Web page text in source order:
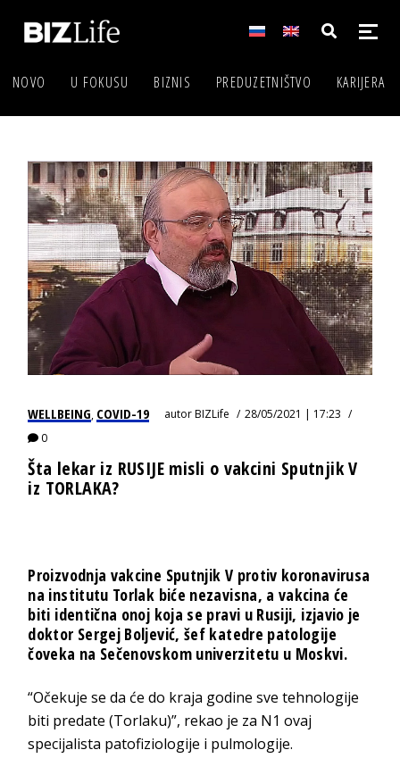
NOVO U FOKUSU BIZNIS PREDUZETNIŠTVO KARIJERA
WELLBEING, COVID-19 autorBIZLife
28/05/2021 | 17:23
0
Šta lekar iz RUSIJE misli o vakcini Sputnjik V
iz TORLAKA?
Proizvodnja vakcine Sputnjik V protiv koronavirusa
na institutu Torlak biće nezavisna, a vakcina će
biti identična onoj koja se pravi u Rusiji, izjavio je
doktor Sergej Boljević, šef katedre patologije
čoveka na Sečenovskom univerzitetu u Moskvi.
“Očekuje se da će do kraja godine sve tehnologije
biti predate (Torlaku)”, rekao je za N1 ovaj
specijalista patofiziologije i pulmologije.